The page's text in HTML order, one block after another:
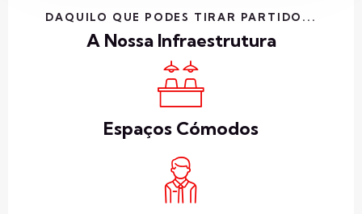
DAQUILO QUE PODES TIRAR PARTIDO...
A Nossa Infraestrutura
Espaços Cómodos